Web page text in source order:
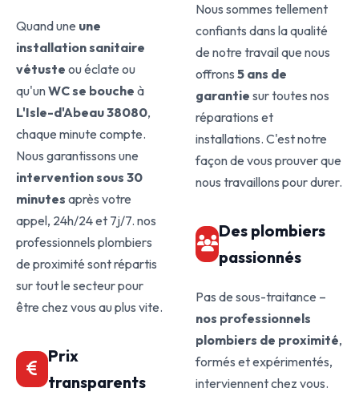
Quand une une
installation sanitaire
vétuste ou éclate ou
qu'unWC se bouche à
L'Isle-d'Abeau 38080,
chaque minute compte.
Nous garantissons une
intervention sous 30
minutes après votre
appel, 24h/24 et 7j/7. nos
professionnels plombiers
de proximité sont répartis
sur tout le secteur pour
être chez vous au plus vite.
Prix
transparents
Nous sommes tellement
confiants dans la qualité
de notre travail que nous
offrons 5 ans de
garantie sur toutes nos
réparations et
installations. C'est notre
façon de vous prouver que
nous travaillons pour durer.
Des plombiers
passionnés
Pas de sous-traitance –
nos professionnels
plombiers de proximité,
formés et expérimentés,
interviennent chez vous.